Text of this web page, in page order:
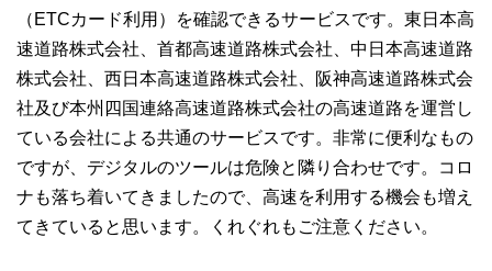
（ETCカード利用）を確認できるサービスです。東日本高
速道路株式会社、首都高速道路株式会社、中日本高速道路
株式会社、西日本高速道路株式会社、阪神高速道路株式会
社及び本州四国連絡高速道路株式会社の高速道路を運営し
ている会社による共通のサービスです。非常に便利なもの
ですが、デジタルのツールは危険と隣り合わせです。コロ
ナも落ち着いてきましたので、高速を利用する機会も増え
てきていると思います。くれぐれもご注意ください。